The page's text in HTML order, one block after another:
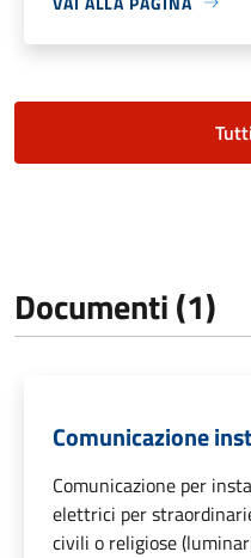
Documenti (1)
Comunicazione
Comunicazione per
elettrici per
civili o religiose